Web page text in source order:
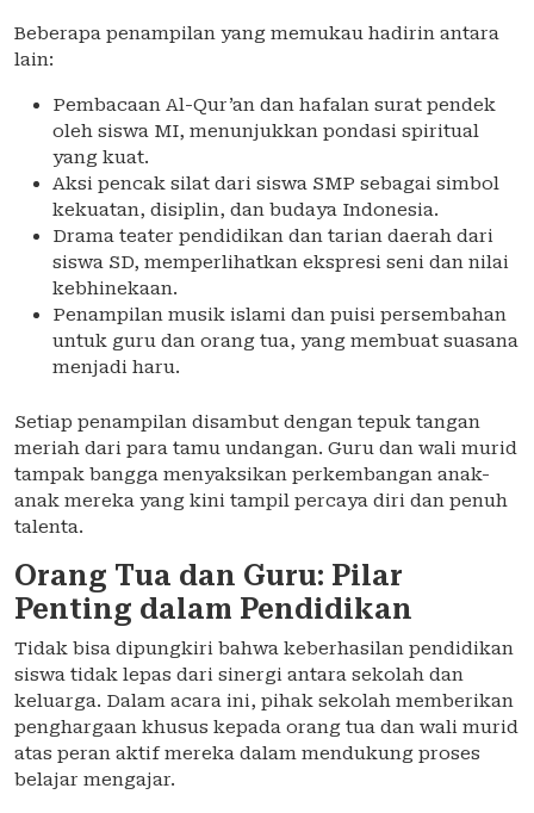
Beberapa penampilan yang memukau hadirin antara
lain:
Pembacaan Al-Qur’an dan hafalan surat pendek
oleh siswa MI, menunjukkan pondasi spiritual
yang kuat.
Aksi pencak silat dari siswa SMP sebagai simbol
kekuatan, disiplin, dan budaya Indonesia.
Drama teater pendidikan dan tarian daerah dari
siswa SD, memperlihatkan ekspresi seni dan nilai
kebhinekaan.
Penampilan musik islami dan puisi persembahan
untuk guru dan orang tua, yang membuat suasana
menjadi haru.
Setiap penampilan disambut dengan tepuk tangan
meriah dari para tamu undangan. Guru dan wali murid
tampak bangga menyaksikan perkembangan anak-
anak mereka yang kini tampil percaya diri dan penuh
talenta.
Orang Tua dan Guru: Pilar
Penting dalam Pendidikan
Tidak bisa dipungkiri bahwa keberhasilan pendidikan
siswa tidak lepas dari sinergi antara sekolah dan
keluarga. Dalam acara ini, pihak sekolah memberikan
penghargaan khusus kepada orang tua dan wali murid
atas peran aktif mereka dalam mendukung proses
belajar mengajar.